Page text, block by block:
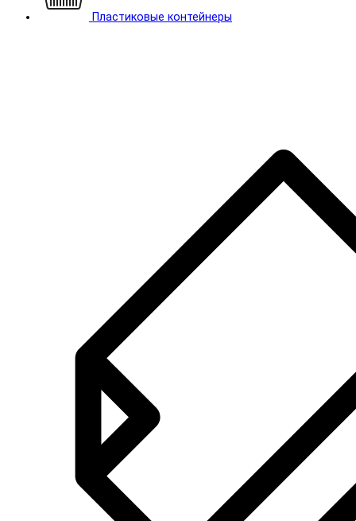
Пластиковые контейнеры